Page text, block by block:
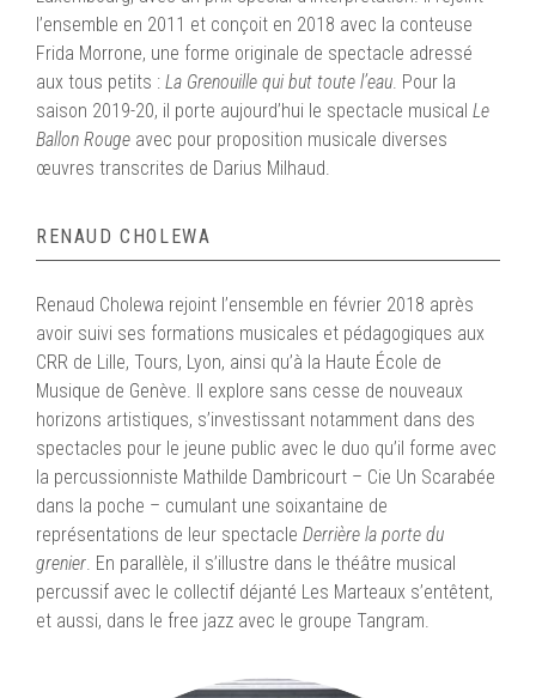
l’ensemble en 2011 et conçoit en 2018 avec la conteuse
Frida Morrone, une forme originale de spectacle adressé
aux tous petits : La Grenouille qui but toute l’eau . Pour la
saison 2019-20, il porte aujourd’hui le spectacle musical Le
Ballon Rouge avec pour proposition musicale diverses
œuvres transcrites de Darius Milhaud.
RENAUD CHOLEWA
Renaud Cholewa rejoint l’ensemble en février 2018 après
avoir suivi ses formations musicales et pédagogiques aux
CRR de Lille, Tours, Lyon, ainsi qu’à la Haute École de
Musique de Genève. Il explore sans cesse de nouveaux
horizons artistiques, s’investissant notamment dans des
spectacles pour le jeune public avec le duo qu’il forme avec
la percussionniste Mathilde Dambricourt – Cie Un Scarabée
dans la poche – cumulant une soixantaine de
représentations de leur spectacle Derrière la porte du
grenier . En parallèle, il s’illustre dans le théâtre musical
percussif avec le collectif déjanté Les Marteaux s’entêtent,
et aussi, dans le free jazz avec le groupe Tangram.